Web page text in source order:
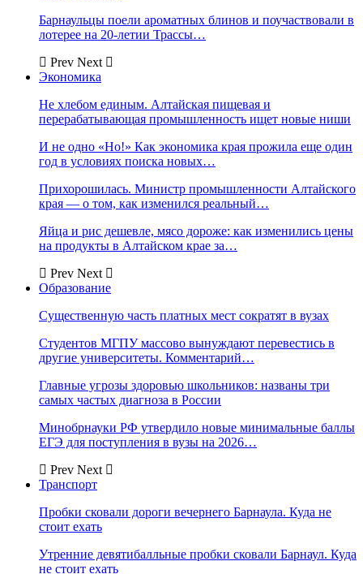
Барнаульцы поели ароматных блинов и поучаствовали в
лотерее на 20-летии Трассы…
Prev Next
Экономика
Не хлебом единым. Алтайская пищевая и
перерабатывающая промышленность ищет новые ниши
И не одно «Но!» Как экономика края прожила еще один
год в условиях поиска новых…
Прихорошилась. Министр промышленности Алтайского
края — о том, как изменился реальный…
Яйца и рис дешевле, мясо дороже: как изменились цены
на продукты в Алтайском крае за…
Prev Next
Образование
Существенную часть платных мест сократят в вузах
Студентов МГПУ массово вынуждают перевестись в
другие университеты. Комментарий…
Главные угрозы здоровью школьников: названы три
самых частых диагноза в России
Минобрнауки РФ утвердило новые минимальные баллы
ЕГЭ для поступления в вузы на 2026…
Prev Next
Транспорт
Пробки сковали дороги вечернего Барнаула. Куда не
стоит ехать
Утренние девятибалльные пробки сковали Барнаул. Куда
не стоит ехать